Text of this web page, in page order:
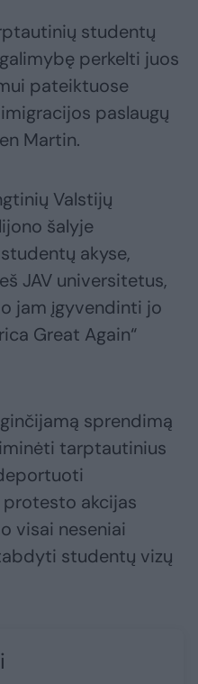
studentų
perkelti juos
pateiktuose
paslaugų
Martin.
Valstijų
šalyje
akyse,
JAV universitetus,
jam įgyvendinti jo
Great Again“
sprendimą
tarptautinius
akcijas
visai neseniai
studentų vizų